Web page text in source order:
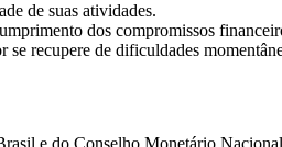
de suas atividades.
dos compromissos
recupere de dificuldades